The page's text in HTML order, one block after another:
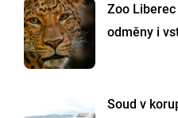
Zoo
odměny i
Soud v